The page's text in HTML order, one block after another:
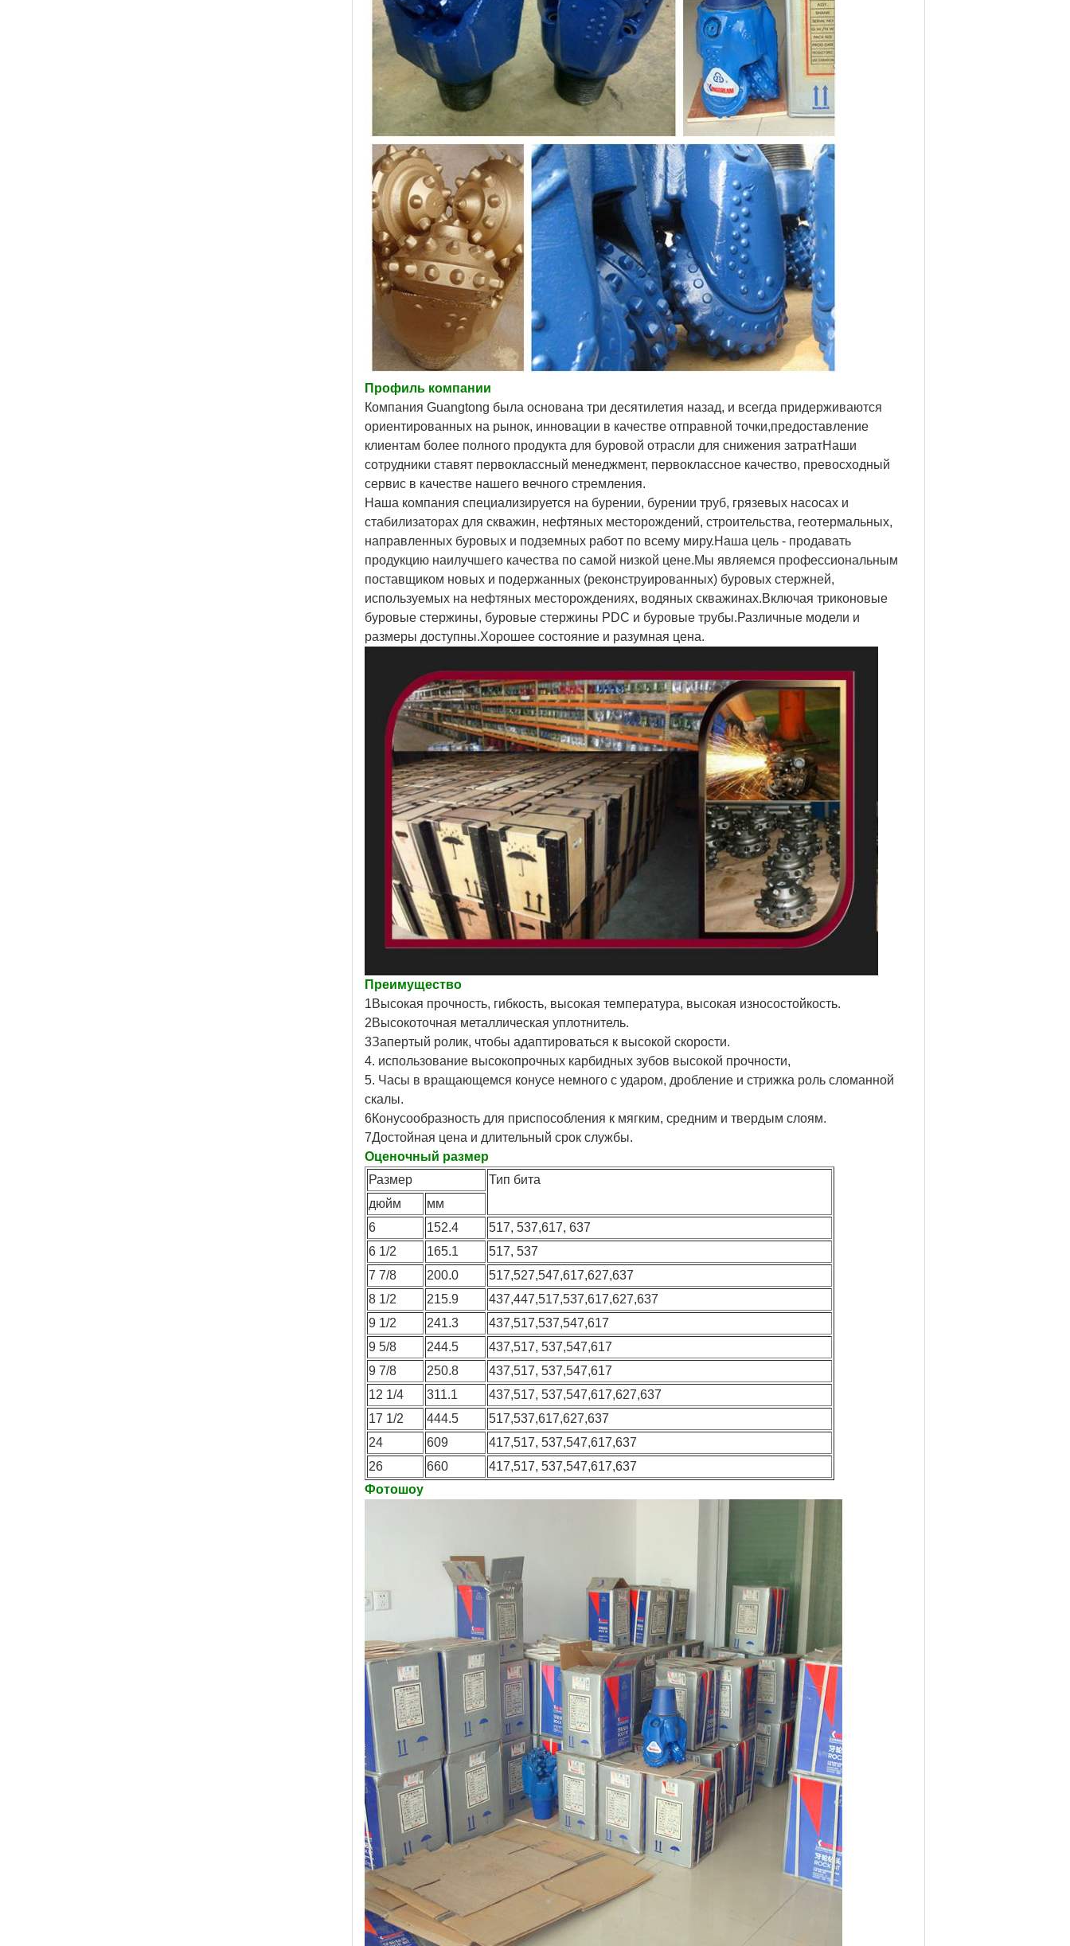
Профиль компании
Компания Guangtong была основана три десятилетия назад, и всегда придерживаются
ориентированных на рынок, инновации в качестве отправной точки,предоставление
клиентам более полного продукта для буровой отрасли для снижения затратНаши
сотрудники ставят первоклассный менеджмент, первоклассное качество, превосходный
сервис в качестве нашего вечного стремления.
Наша компания специализируется на бурении, бурении труб, грязевых насосах и
стабилизаторах для скважин, нефтяных месторождений, строительства, геотермальных,
направленных буровых и подземных работ по всему миру.Наша цель - продавать
продукцию наилучшего качества по самой низкой цене.Мы являемся профессиональным
поставщиком новых и подержанных (реконструированных) буровых стержней,
используемых на нефтяных месторождениях, водяных скважинах.Включая триконовые
буровые стержины, буровые стержины PDC и буровые трубы.Различные модели и
размеры доступны.Хорошее состояние и разумная цена.
Преимущество
1Высокая прочность, гибкость, высокая температура, высокая износостойкость.
2Высокоточная металлическая уплотнитель.
3Запертый ролик, чтобы адаптироваться к высокой скорости.
4. использование высокопрочных карбидных зубов высокой прочности,
5. Часы в вращающемся конусе немного с ударом, дробление и стрижка роль сломанной
скалы.
6Конусообразность для приспособления к мягким, средним и твердым слоям.
7Достойная цена и длительный срок службы.
Оценочный размер
Размер
Тип бита
дюйм
мм
6
152.4
517, 537,617, 637
6 1/2
165.1
517, 537
7 7/8
200.0
517,527,547,617,627,637
8 1/2
215.9
437,447,517,537,617,627,637
9 1/2
241.3
437,517,537,547,617
9 5/8
244.5
437,517, 537,547,617
9 7/8
250.8
437,517, 537,547,617
12 1/4
311.1
437,517, 537,547,617,627,637
17 1/2
444.5
517,537,617,627,637
24
609
417,517, 537,547,617,637
26
660
417,517, 537,547,617,637
Фотошоу